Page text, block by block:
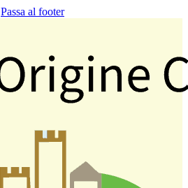
Passa al footer